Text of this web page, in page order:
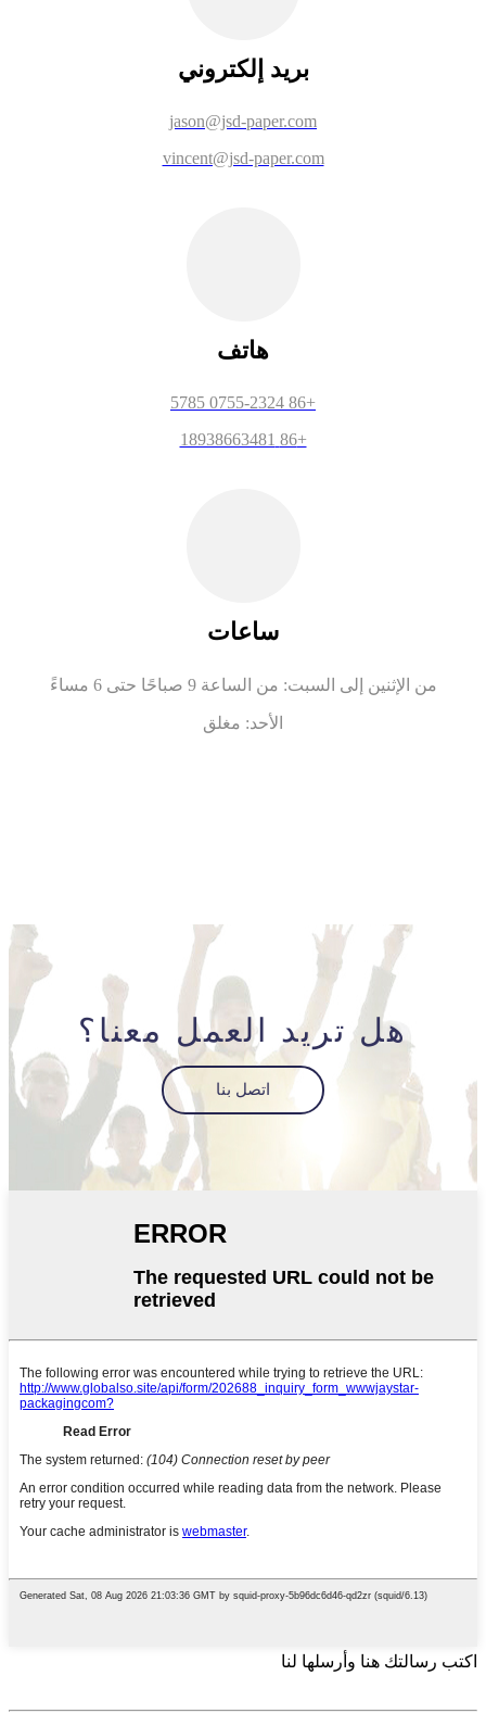
بريد إلكتروني
jason@jsd-paper.com
vincent@jsd-paper.com
هاتف
+86 0755-2324 5785
+86 18938663481
ساعات
من الإثنين إلى السبت: من الساعة 9 صباحًا حتى 6 مساءً
الأحد: مغلق
هل تريد العمل معنا؟
اتصل بنا
اكتب رسالتك هنا وأرسلها لنا